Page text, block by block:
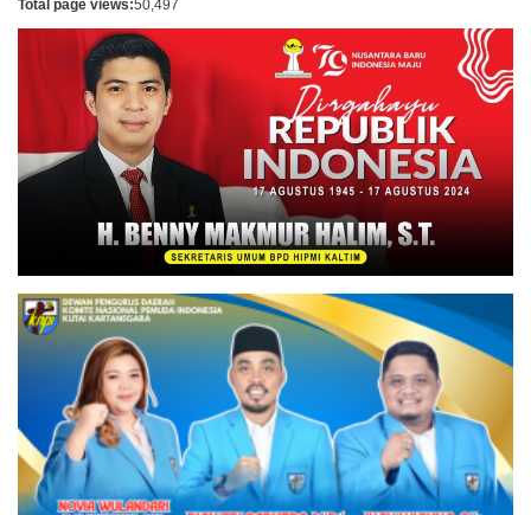
Total page views:50,497